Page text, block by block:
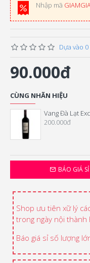
Nhập mã
Dựa vào
90.000đ
BÁO GIÁ
CÙNG NHÃN HIỆU
200.000đ
Shop ưu tiên xữ lý
trong ngày nội thành
Báo giá sỉ số lượng